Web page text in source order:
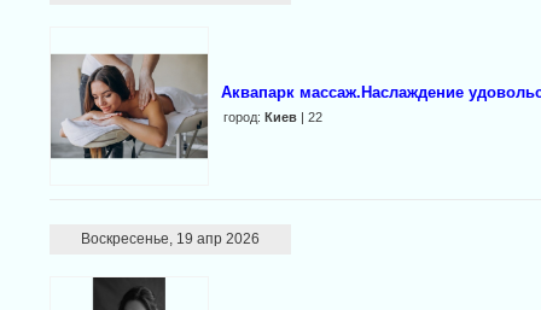
Аквапарк массаж.Наслаждение
город: Киев| 22
Воскресенье, 19 апр 2026